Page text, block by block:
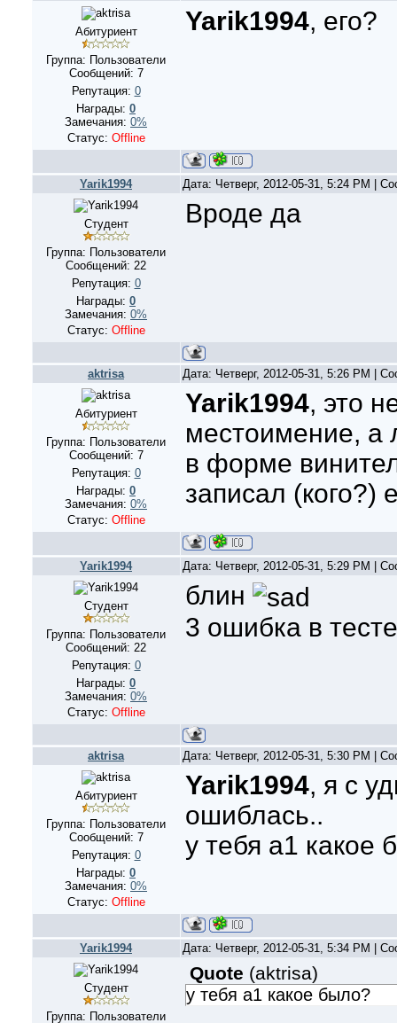
Абитуриент
Группа: Пользователи
Сообщений: 7
Репутация: 0
Награды: 0
Замечания: 0%
Статус: Offline
Yarik1994, его?
Yarik1994 Дата: Четверг, 2012-05-31, 5:24 PM |
Студент
Группа: Пользователи
Сообщений: 22
Репутация: 0
Награды: 0
Замечания: 0%
Статус: Offline
Вроде да
aktrisa Дата: Четверг, 2012-05-31, 5:26 PM |
Абитуриент
Группа: Пользователи
Сообщений: 7
Репутация: 0
Награды: 0
Замечания: 0%
Статус: Offline
Yarik1994, это
местоимение, а
в форме
записал (кого?)
Yarik1994 Дата: Четверг, 2012-05-31, 5:29 PM |
Студент
Группа: Пользователи
Сообщений: 22
Репутация: 0
Награды: 0
Замечания: 0%
Статус: Offline
блин
3 ошибка в
aktrisa Дата: Четверг, 2012-05-31, 5:30 PM |
Абитуриент
Группа: Пользователи
Сообщений: 7
Репутация: 0
Награды: 0
Замечания: 0%
Статус: Offline
Yarik1994, я с
ошиблась..
у тебя а1 какое
Yarik1994 Дата: Четверг, 2012-05-31, 5:34 PM |
Студент
Группа: Пользователи
Quote (aktrisa)
у тебя а1 какое было?